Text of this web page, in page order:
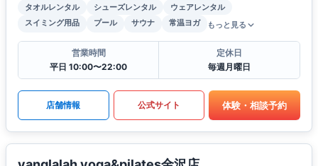
タオルレンタル シューズレンタル
ウェアレンタル
スイミング用品
プール サウナ 常温ヨガ もっと見る
営業時間
平日 10:00〜22:00
定休日
毎週月曜日
店舗情報 公式サイト 体験・相談予約